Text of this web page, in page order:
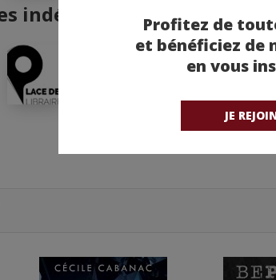
Profitez de
et bénéficiez de
en vous
JE
indépendants